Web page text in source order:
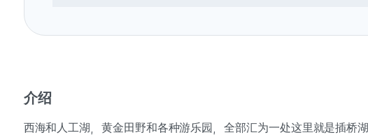
介绍
西海和人工湖，黄金田野和各种游乐园，全部汇为一处这里就是插桥湖